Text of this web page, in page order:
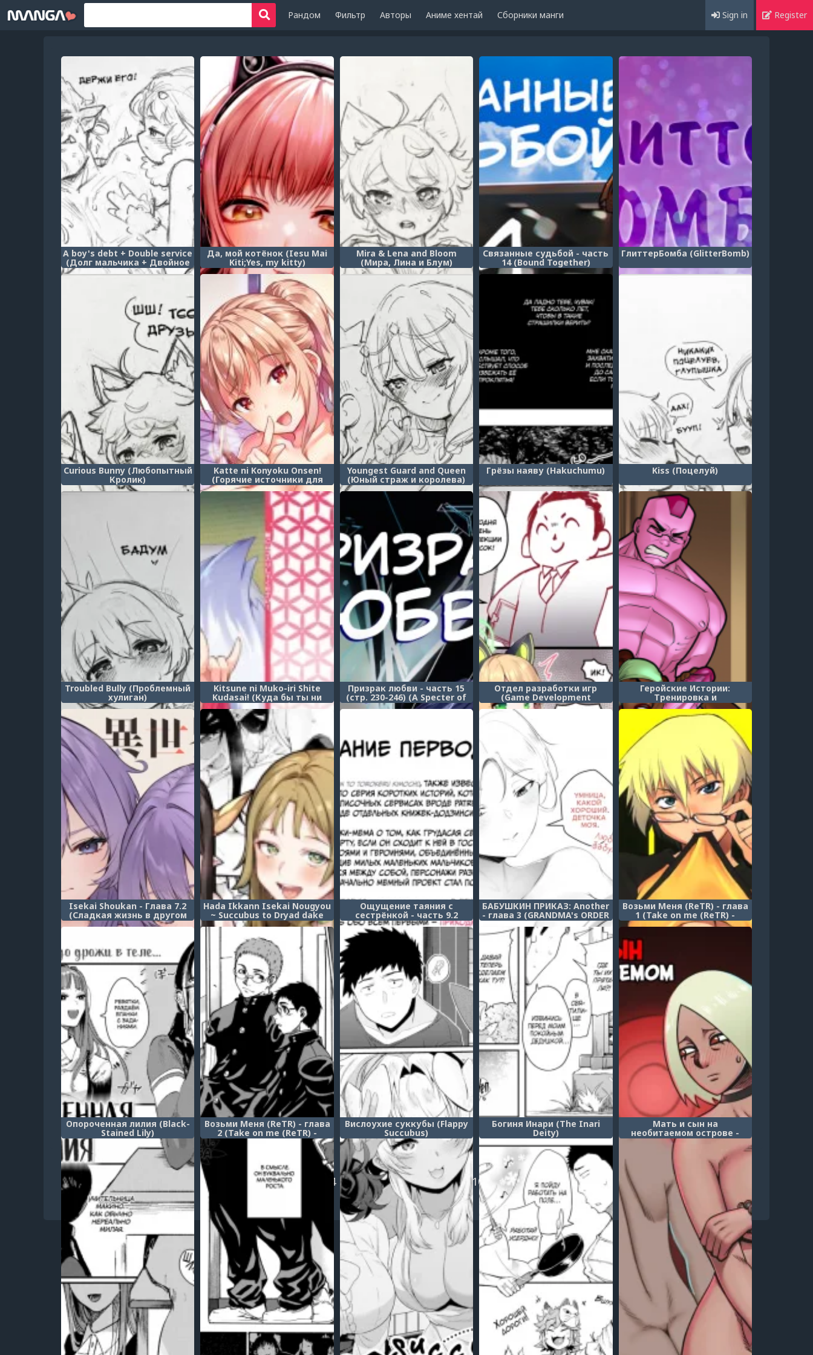
Рандом Фильтр Авторы Аниме хентай Сборники манги Sign in Register
A boy's debt + Double service
(Долг мальчика + Двойное
обслуживание)
Да, мой котёнок (Iesu Mai
Kiti;Yes, my kitty)
Mira & Lena and Bloom
(Мира, Лина и Блум)
Связанные судьбой - часть
14 (Bound Together)
ГлиттерБомба (GlitterBomb)
Curious Bunny (Любопытный
Кролик)
Katte ni Konyoku Onsen!
(Горячие источники для
смешанного купания без
разрешения!)
Youngest Guard and Queen
(Юный страж и королева)
Грёзы наяву (Hakuchumu) Kiss (Поцелуй)
Troubled Bully (Проблемный
хулиган)
Kitsune ni Muko-iri Shite
Kudasai! (Куда бы ты ни
отправился, будь
осторожен с лисами!)
Призрак любви - часть 15
(стр. 230-246) (A Specter of
Love)
Отдел разработки игр
(Game Development
Department)
Геройские Истории:
Тренировка и
Доминирование (Hero Tales
Comics - Training & Reigning)
Isekai Shoukan - Глава 7.2
(Сладкая жизнь в другом
мире 7.2)
Hada Ikkann Isekai Nougyou
~ Succubus to Dryad dake
kara Hajimeru Tane Tsuke
Ощущение таяния с
сестрёнкой - часть 9.2
(Onee-chan to Torokeru
Kimochi)
БАБУШКИН ПРИКАЗ: Another
- глава 3 (GRANDMA's ORDER
Another - chapter 3)
Возьми Меня (ReTR) - глава
1 (Take on me (ReTR) -
chapter 1)
Опороченная лилия (Black-
Stained Lily)
Возьми Меня (ReTR) - глава
2 (Take on me (ReTR) -
chapter 2)
Вислоухие суккубы (Flappy
Succubus)
Богиня Инари (The Inari
Deity)
Мать и сын на
необитаемом острове -
глава 1 (Mother and Son on a
desert island - chapter 1)
1 2 4 5 6 7 8 9 10 ... 222